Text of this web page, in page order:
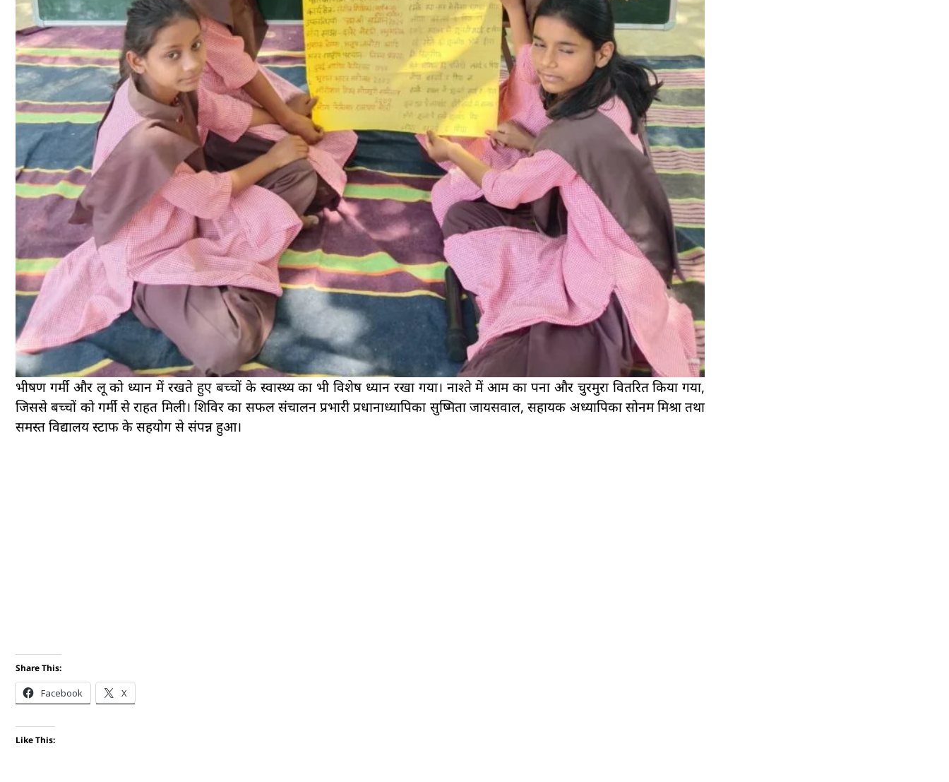
भीषण गर्मी और लू को ध्यान में रखते हुए बच्चों के स्वास्थ्य का भी विशेष ध्यान रखा गया। नाश्ते में आम का पना और चुरमुरा वितरित किया गया,
जिससे बच्चों को गर्मी से राहत मिली। शिविर का सफल संचालन प्रभारी प्रधानाध्यापिका सुष्मिता जायसवाल, सहायक अध्यापिका सोनम मिश्रा तथा
समस्त विद्यालय स्टाफ के सहयोग से संपन्न हुआ।
Share This:
Facebook X
Like This: